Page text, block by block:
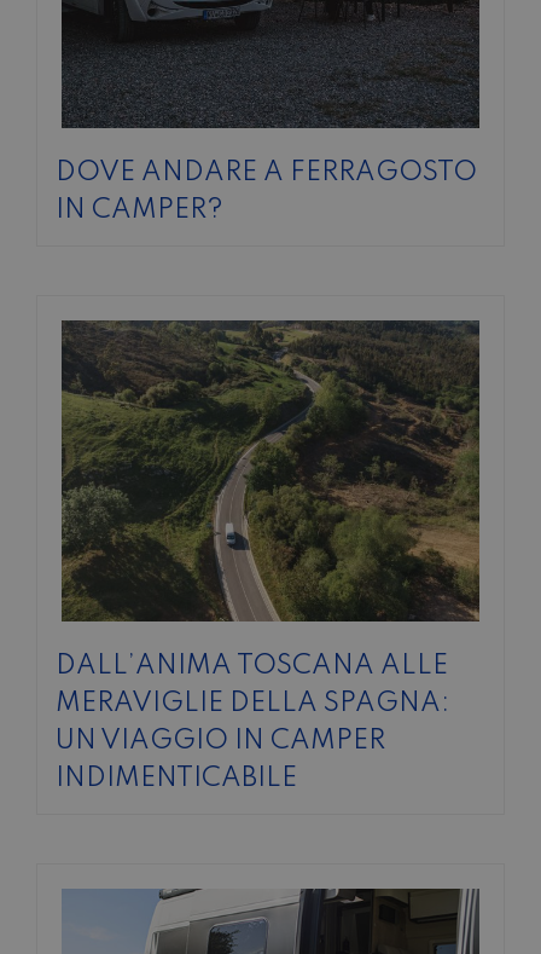
DOVE ANDARE A FERRAGOSTO
IN CAMPER?
DALL’ANIMA TOSCANA ALLE
MERAVIGLIE DELLA SPAGNA:
UN VIAGGIO IN CAMPER
INDIMENTICABILE